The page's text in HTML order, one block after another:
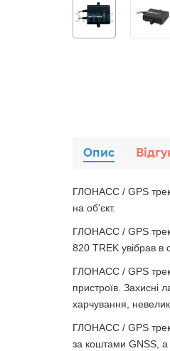
Опис
ГЛОНАСС / GPS
на об'єкт.
ГЛОНАСС / GPS
820 TREK увібрав в
ГЛОНАСС / GPS
пристроїв. Захисні
харчування,
ГЛОНАСС / GPS
за коштами GNSS, а